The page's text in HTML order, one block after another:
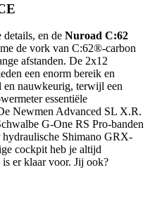
en de Nuroad C:62
de vork van C:62®-carbon
afstanden. De 2x12
een enorm bereik en
en nauwkeurig, terwijl een
essentiële
Newmen Advanced SL X.R.
G-One RS Pro-banden
Shimano GRX-
cockpit heb je altijd
er klaar voor. Jij ook?